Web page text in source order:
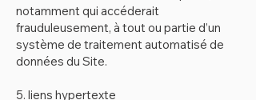
notamment qui accéderait
frauduleusement, à tout ou partie d’un
système de traitement automatisé de
données du Site.
5. liens hypertexte